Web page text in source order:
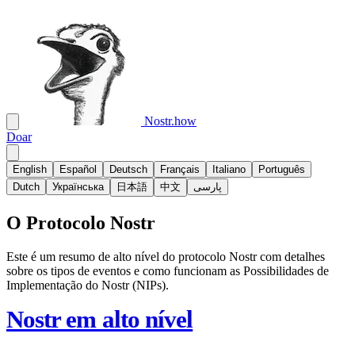
Nostr.how
Doar
English Español Deutsch Français Italiano
Português
Dutch
Українська 日本語 中文 پارسی
O Protocolo Nostr
Este é um resumo de alto nível do protocolo Nostr com detalhes
sobre os tipos de eventos e como funcionam as Possibilidades de
Implementação do Nostr (NIPs).
Nostr em alto nível